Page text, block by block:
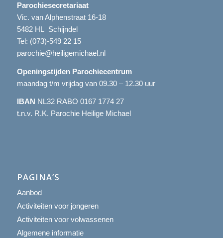
Parochiesecretariaat
Vic. van Alphenstraat 16-18
5482 HL Schijndel
Tel: (073)-549 22 15
parochie@heiligemichael.nl
Openingstijden Parochiecentrum
maandag t/m vrijdag van 09.30 – 12.30 uur
IBAN NL32 RABO 0167 1774 27
t.n.v. R.K. Parochie Heilige Michael
PAGINA’S
Aanbod
Activiteiten voor jongeren
Activiteiten voor volwassenen
Algemene informatie